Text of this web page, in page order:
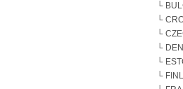
└
└
└
└
└
└